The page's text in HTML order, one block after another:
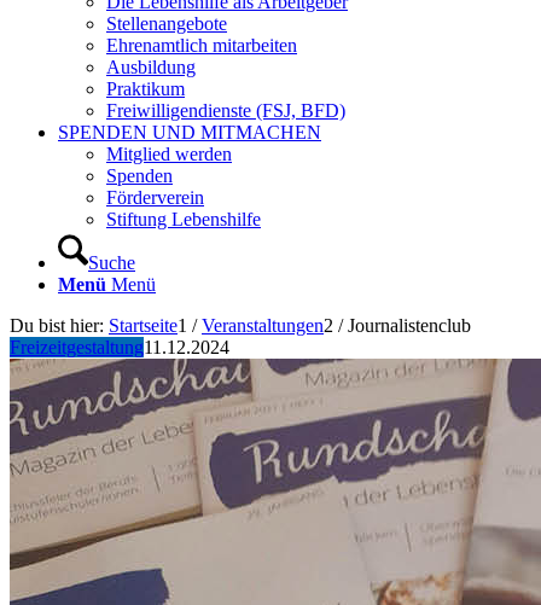
Stellenangebote
Ehrenamtlich mitarbeiten
Ausbildung
Praktikum
Freiwilligendienste (FSJ, BFD)
SPENDEN UND MITMACHEN
Mitglied werden
Spenden
Förderverein
Stiftung Lebenshilfe
Suche
Menü Menü
Du bist hier: Startseite1 / Veranstaltungen2 / Journalistenclub
Freizeitgestaltung11.12.2024